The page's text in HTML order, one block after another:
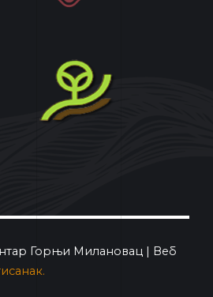
Горњи Милановац | Веб